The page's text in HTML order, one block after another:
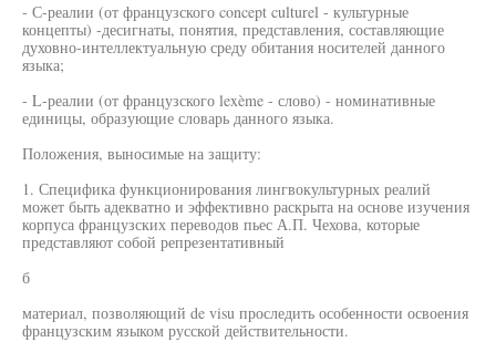
- С-реалии (от французского concept culturel - культурные
концепты) -десигнаты, понятия, представления, составляющие
духовно-интеллектуальную среду обитания носителей данного
языка;
- L-реалии (от французского lexème - слово) - номинативные
единицы, образующие словарь данного языка.
Положения, выносимые на защиту:
1. Специфика функционирования лингвокультурных реалий
может быть адекватно и эффективно раскрыта на основе изучения
корпуса французских переводов пьес А.П. Чехова, которые
представляют собой репрезентативный
б
материал, позволяющий de visu проследить особенности освоения
французским языком русской действительности.